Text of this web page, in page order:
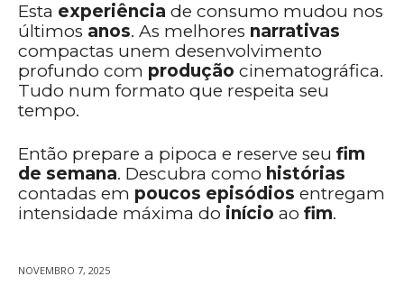
Esta experiência de consumo mudou nos
últimos anos. As melhores narrativas
compactas unem desenvolvimento
profundo com produção cinematográfica.
Tudo num formato que respeita seu
tempo.
Então prepare a pipoca e reserve seu fim
de semana. Descubra como histórias
contadas em poucos episódios entregam
intensidade máxima do início ao fim.
NOVEMBRO 7, 2025